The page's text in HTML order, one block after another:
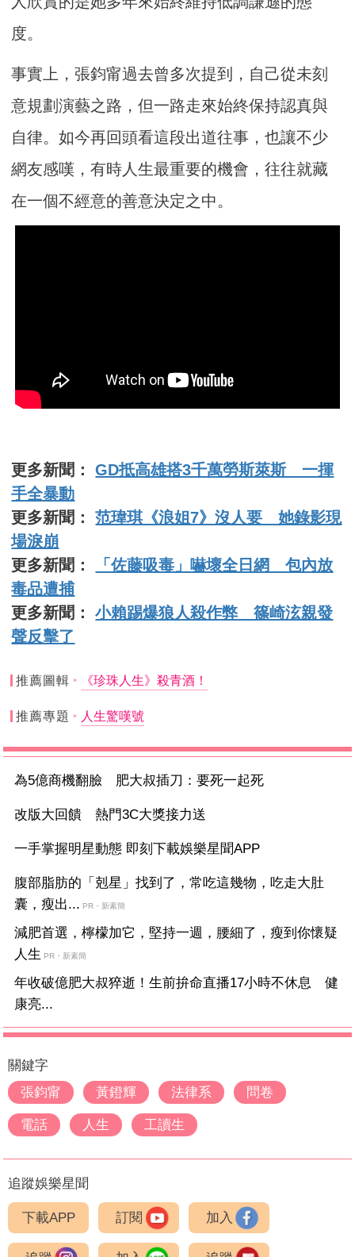
度。
事實上，張鈞甯過去曾多次提到，自己從未刻
意規劃演藝之路，但一路走來始終保持認真與
自律。如今再回頭看這段出道往事，也讓不少
網友感嘆，有時人生最重要的機會，往往就藏
在一個不經意的善意決定之中。
更多新聞：GD抵高雄搭3千萬勞斯萊斯 一揮
手全暴動
更多新聞：范瑋琪《浪姐7》沒人要 她錄影現
場淚崩
更多新聞：
「佐藤吸毒」嚇壞全日網 包內放
毒品遭捕
更多新聞：小賴踢爆狼人殺作弊 篠崎泫親發
聲反擊了
推薦圖輯 《珍珠人生》殺青酒！
推薦專題 人生驚嘆號
為5億商機翻臉 肥大叔插刀：要死一起死
改版大回饋 熱門3C大獎接力送
一手掌握明星動態 即刻下載娛樂星聞APP
腹部脂肪的「剋星」找到了，常吃這幾物，吃走大肚
囊，瘦出... PR・新素簡
減肥首選，檸檬加它，堅持一週，腰細了，瘦到你懷疑
人生
PR・新素簡
年收破億肥大叔猝逝！生前拚命直播17小時不休息 健
康亮...
關鍵字
張鈞甯
黃鐙輝 法律系 問卷
電話 人生 工讀生
追蹤娛樂星聞
下載APP 訂閱 加入